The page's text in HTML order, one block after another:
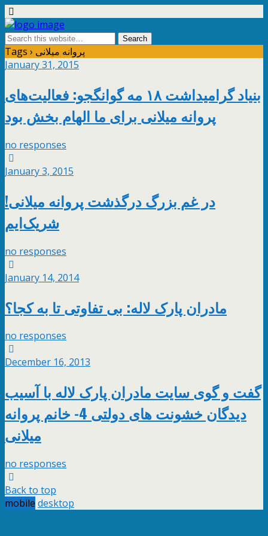
Tags › پروانه میلانی
January 31, 2015
بنیاد گرامیداشت ۱۸ مه گوانگجو: فعالیت‌های
پروانه میلانی برای ما الهام بخش بود
no responses
January 3, 2015
!در غم بزرگ درگذشت پروانه میلانی
شریک‌ایم
no responses
January 14, 2014
مادران پارک لاله: بی تفاوتی تا به کجا؟
no responses
December 16, 2013
گفت و گوی سایت مادران پارک لاله با آسیب
دیدگان خشونت های دولتی 4- خانم پروانه
میلانی
no responses
Back to top
mobile desktop